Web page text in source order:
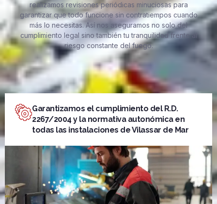
realizamos revisiones periódicas minuciosas para
garantizar que todo funcione sin contratiempos cuando
más lo necesitas. Así nos aseguramos no solo del
cumplimiento legal sino también tu tranquilidad frente al
riesgo constante del fuego.
Garantizamos el cumplimiento del R.D.
2267/2004 y la normativa autonómica en
todas las instalaciones de Vilassar de Mar